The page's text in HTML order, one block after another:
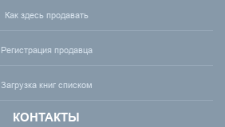
Как здесь продавать
Регистрация продавца
Загрузка книг списком
КОНТАКТЫ